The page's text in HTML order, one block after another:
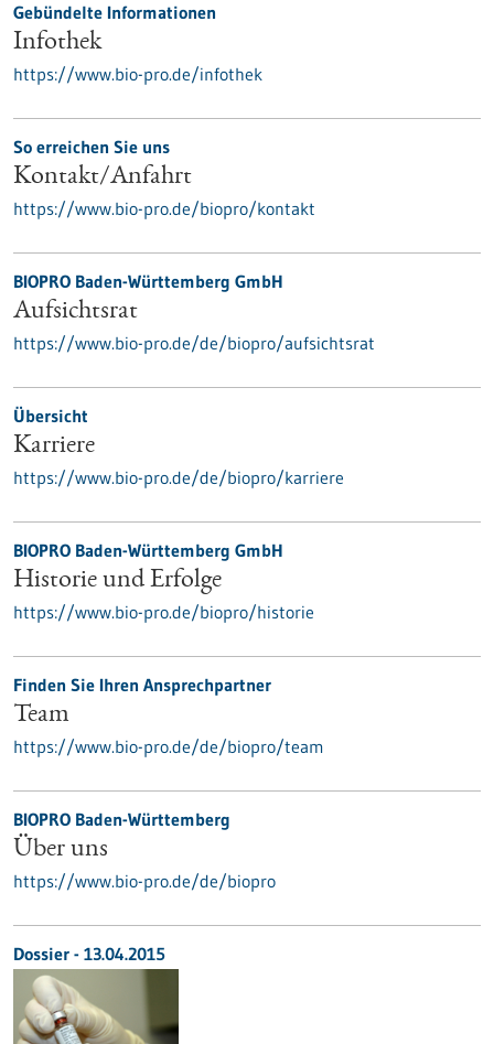
Gebündelte Informationen
Infothek
https://www.bio-pro.de/infothek
So erreichen Sie uns
Kontakt/Anfahrt
https://www.bio-pro.de/biopro/kontakt
BIOPRO Baden-Württemberg GmbH
Aufsichtsrat
https://www.bio-pro.de/de/biopro/aufsichtsrat
Übersicht
Karriere
https://www.bio-pro.de/de/biopro/karriere
BIOPRO Baden-Württemberg GmbH
Historie und Erfolge
https://www.bio-pro.de/biopro/historie
Finden Sie Ihren Ansprechpartner
Team
https://www.bio-pro.de/de/biopro/team
BIOPRO Baden-Württemberg
Über uns
https://www.bio-pro.de/de/biopro
Dossier - 13.04.2015